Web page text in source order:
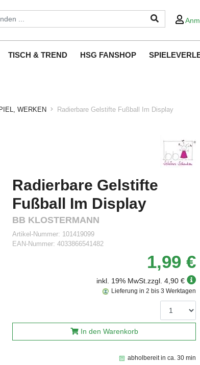
TISCH & TREND HSG FANSHOP
WERKEN Radierbare Gelstifte Fußball Im Display
Radierbare Gelstifte
Fußball Im Display
BB KLOSTERMANN
Artikel-Nummer: 101419099
EAN-Nummer: 4033866541482
1,99 €
inkl. 19% MwSt. zzgl. 4,90 €
abholbereit in ca. 30 min
Lieferung in 2 bis 3 Werktagen
In den Warenkorb